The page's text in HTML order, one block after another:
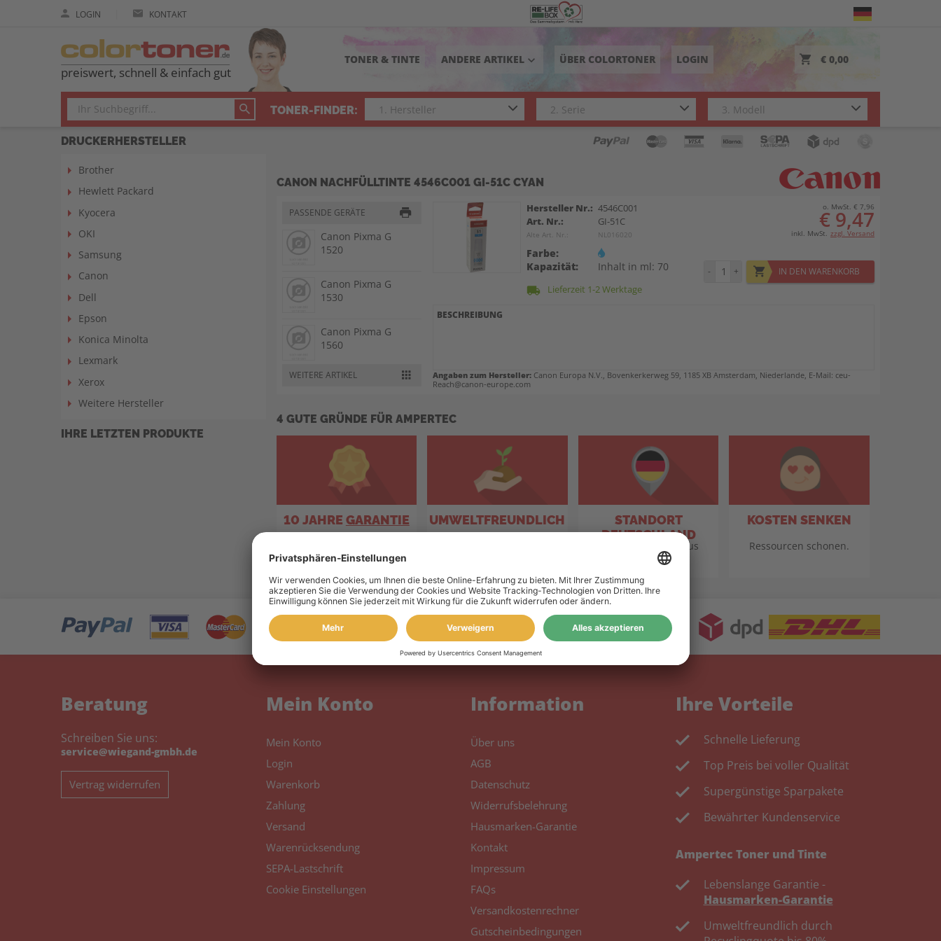
LOGIN KONTAKT
preiswert, schnell & einfach gut
TONER & TINTE ANDERE ARTIKEL keyboard_arrow_down ÜBER COLORTONER LOGIN € 0,00
TONER-FINDER:
DRUCKERHERSTELLER
Brother
Hewlett Packard
Kyocera
OKI
Samsung
Canon
Dell
Epson
Konica Minolta
Lexmark
Xerox
Weitere Hersteller
IHRE LETZTEN PRODUKTE
CANON NACHFÜLLTINTE 4546C001 GI-51C CYAN
PASSENDE GERÄTE
Canon Pixma G
1520
Canon Pixma G
1530
Canon Pixma G
1560
Canon Pixma G
Canon Pixma G
2560
Canon Pixma G
2570
Canon Pixma G
3520
3560
Canon Pixma G
3570
Canon Pixma G
Canon Pixma G
WEITERE ARTIKEL
Hersteller Nr.: 4546C001
Art. Nr.:
GI-51C
Alte Art. Nr.: NL016020
Farbe:
Kapazität:
Inhalt in ml: 70
local_shipping Lieferzeit 1-2 Werktage
o. MwSt. € 7,96
€ 9,47
inkl. MwSt. zzgl. Versand
- + IN DEN WARENKORB
BESCHREIBUNG
Angaben zum Hersteller: Canon Europa N.V., Bovenkerkerweg 59, 1185 XB Amsterdam, Niederlande, E-Mail: ceu-
Reach@canon-europe.com
4 GUTE GRÜNDE FÜR AMPERTEC
10 JAHRE GARANTIE
Ihren Drucker.
UMWELTFREUNDLICH
STANDORT
DEUTSCHLAND
steht für Qualität aus
Deutschland.
KOSTEN SENKEN
Ressourcen schonen.
Beratung
Schreiben Sie uns:
service@wiegand-gmbh.de
Vertrag widerrufen
Mein Konto
Mein Konto
Login
Warenkorb
Zahlung
Versand
Warenrücksendung
SEPA-Lastschrift
Cookie Einstellungen
Information
Über uns
AGB
Datenschutz
Widerrufsbelehrung
Hausmarken-Garantie
Kontakt
Impressum
FAQs
Versandkostenrechner
Gutscheinbedingungen
Ihre Vorteile
Schnelle Lieferung
Top Preis bei voller Qualität
Supergünstige Sparpakete
Bewährter Kundenservice
Ampertec Toner und Tinte
Lebenslange Garantie -
Hausmarken-Garantie
Umweltfreundlich durch